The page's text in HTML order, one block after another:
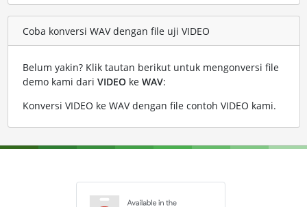
Coba konversi WAV dengan file uji VIDEO
Belum yakin? Klik tautan berikut untuk mengonversi file
demo kami dari VIDEOke WAV:
Konversi VIDEO ke WAV dengan file contoh VIDEO kami.